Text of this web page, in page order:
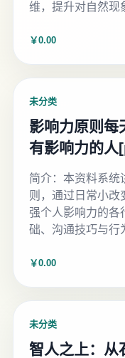
维，提升对自然现
￥0.00
未分类
影响力原则每
有影响力的人
简介：本资料系统
则，通过日常小改
强个人影响力的各
础、沟通技巧与行
￥0.00
未分类
智人之上：从